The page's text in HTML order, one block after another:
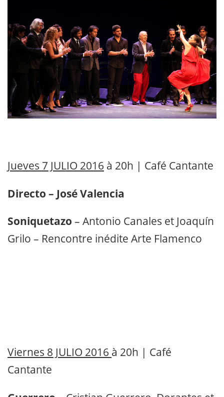
Jueves 7 JULIO 2016 à 20h | Café Cantante
Directo – José Valencia
Soniquetazo – Antonio Canales et Joaquín
Grilo – Rencontre inédite Arte Flamenco
Diego del Morao (artistes invités)